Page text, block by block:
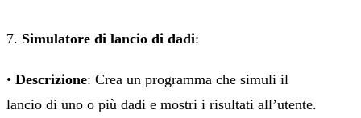
7. Simulatore di lancio di dadi:
• Descrizione: Crea un programma che simuli il
lancio di uno o più dadi e mostri i risultati all’utente.